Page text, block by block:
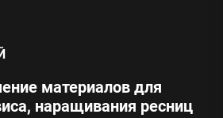
материалов для
наращивания ресниц